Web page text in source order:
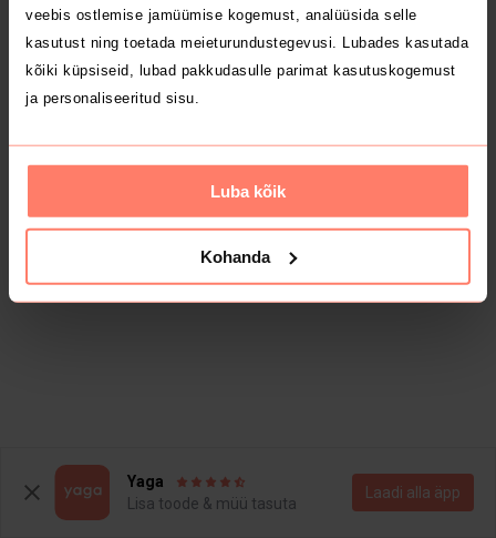
veebis ostlemise jamüümise kogemust, analüüsida selle
kasutust ning toetada meieturundustegevusi. Lubades kasutada
kõiki küpsiseid, lubad pakkudasulle parimat kasutuskogemust
ja personaliseeritud sisu.
Luba kõik
Kohanda
Yaga
Lisa toode & müü tasuta
Laadi alla äpp